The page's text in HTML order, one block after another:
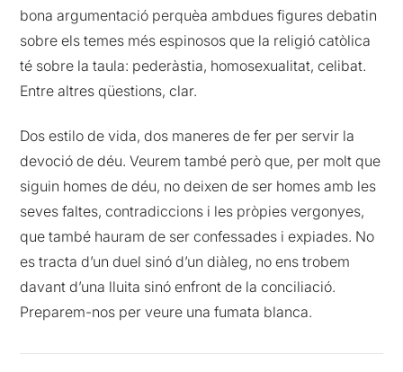
bona argumentació perquèa ambdues figures debatin
sobre els temes més espinosos que la religió catòlica
té sobre la taula: pederàstia, homosexualitat, celibat.
Entre altres qüestions, clar.
Dos estilo de vida, dos maneres de fer per servir la
devoció de déu. Veurem també però que, per molt que
siguin homes de déu, no deixen de ser homes amb les
seves faltes, contradiccions i les pròpies vergonyes,
que també hauram de ser confessades i expiades. No
es tracta d’un duel sinó d’un diàleg, no ens trobem
davant d’una lluita sinó enfront de la conciliació.
Preparem-nos per veure una fumata blanca.